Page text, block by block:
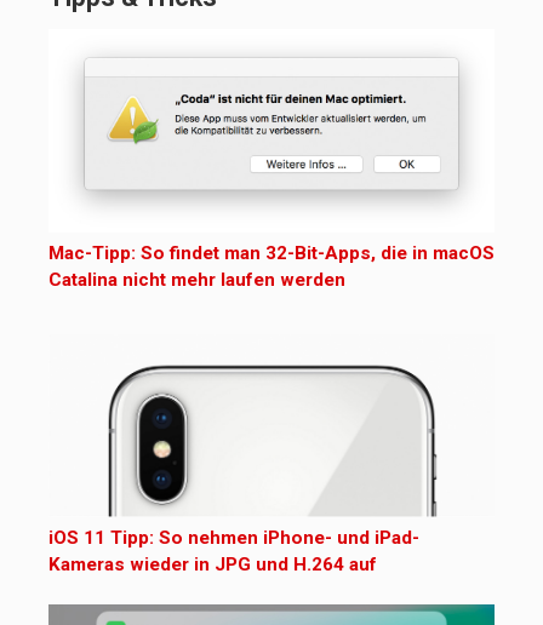
Mac-Tipp: So findet man 32-Bit-Apps, die in macOS
Catalina nicht mehr laufen werden
iOS 11 Tipp: So nehmen iPhone- und iPad-
Kameras wieder in JPG und H.264 auf